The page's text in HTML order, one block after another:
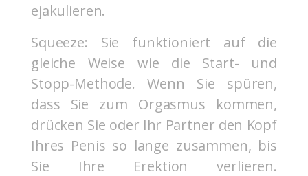
ejakulieren.
Squeeze: Sie funktioniert auf die
gleiche Weise wie die Start- und
Stopp-Methode. Wenn Sie spüren,
dass Sie zum Orgasmus kommen,
drücken Sie oder Ihr Partner den Kopf
Ihres Penis so lange zusammen, bis
Sie Ihre Erektion verlieren.